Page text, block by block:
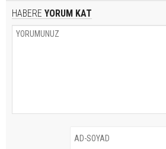
HABERE YORUM KAT